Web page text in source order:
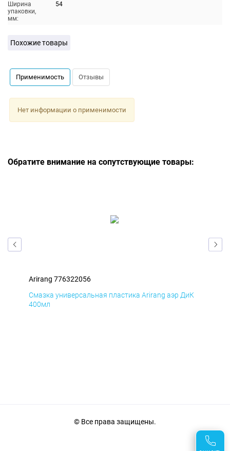
Ширина
упаковки,
мм:
54
Похожие товары
Применимость Отзывы
Нет информации о применимости
Обратите внимание на сопутствующие товары:
Arirang 776322056
Смазка универсальная пластика Arirang аэр ДиК
400мл
© Все права защищены.